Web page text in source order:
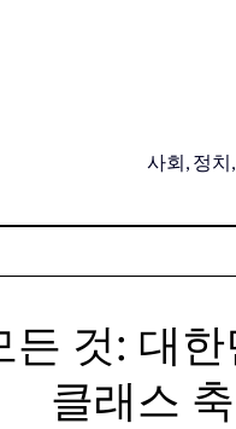
사회, 정치
든 것: 대
클래스